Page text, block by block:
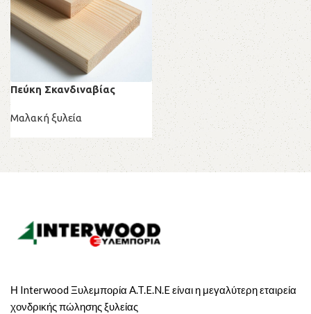
Πεύκη Σκανδιναβίας
Μαλακή ξυλεία
Η Interwood Ξυλεμπορία A.T.E.N.E είναι η μεγαλύτερη εταιρεία
χονδρικής πώλησης ξυλείας